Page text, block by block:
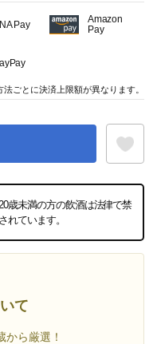
お気に入
歳未満の方の飲酒は法律で禁
れています。
て
ら厳選！
Pay
Amazon
Pay
法ごとに決済上限額が異なります。